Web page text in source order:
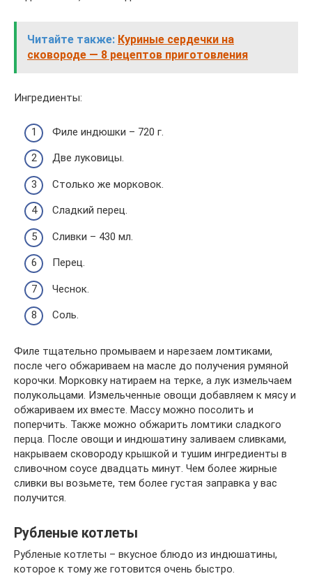
Читайте также: Куриные сердечки на
сковороде — 8 рецептов приготовления
Ингредиенты:
Филе индюшки – 720 г.
Две луковицы.
Столько же морковок.
Сладкий перец.
Сливки – 430 мл.
Перец.
Чеснок.
Соль.
Филе тщательно промываем и нарезаем ломтиками,
после чего обжариваем на масле до получения румяной
корочки. Морковку натираем на терке, а лук измельчаем
полукольцами. Измельченные овощи добавляем к мясу и
обжариваем их вместе. Массу можно посолить и
поперчить. Также можно обжарить ломтики сладкого
перца. После овощи и индюшатину заливаем сливками,
накрываем сковороду крышкой и тушим ингредиенты в
сливочном соусе двадцать минут. Чем более жирные
сливки вы возьмете, тем более густая заправка у вас
получится.
Рубленые котлеты
Рубленые котлеты – вкусное блюдо из индюшатины,
которое к тому же готовится очень быстро.